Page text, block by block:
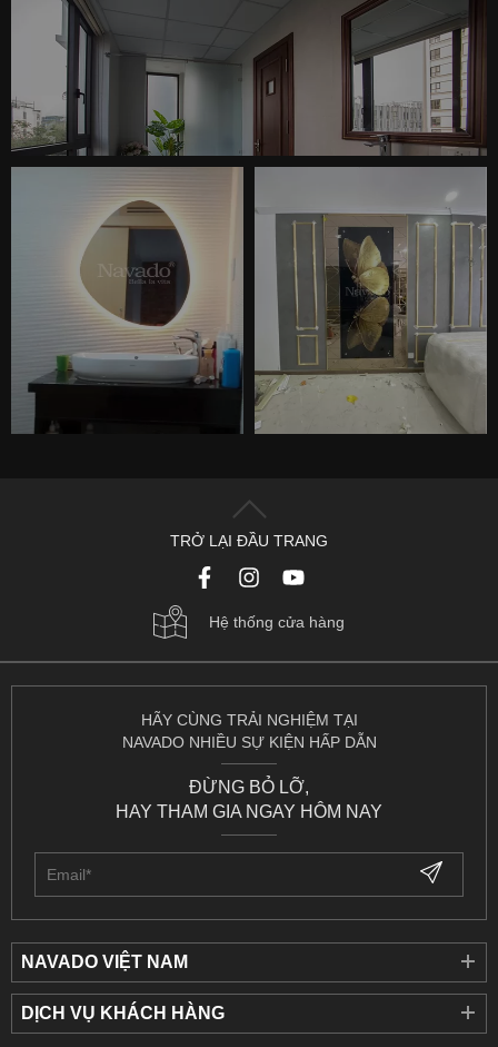
TRỞ LẠI ĐẦU TRANG
Hệ thống cửa hàng
NAVADO VIỆT NAM
DỊCH VỤ KHÁCH HÀNG
HÃY CÙNG TRẢI NGHIỆM TẠI
NAVADO NHIỀU SỰ KIỆN HẤP DẪN
ĐỪNG BỎ LỠ,
HAY THAM GIA NGAY HÔM NAY